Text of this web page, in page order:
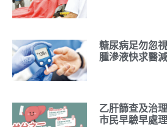
糖尿病足勿忽
腫滲液快求醫
乙肝篩查及治
市民早驗早處理